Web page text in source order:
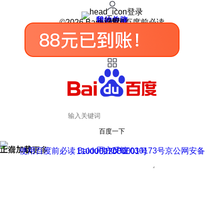
登录
我的关注
我的收藏
皮肤中心
用户反馈
设置
©2026 Baidu 使用百度前必读
百度一下
正在加载
上滑加载更多 用户反馈
使用百度前必读 Baidu 京ICP证030173号
京公网安备11000002000001号